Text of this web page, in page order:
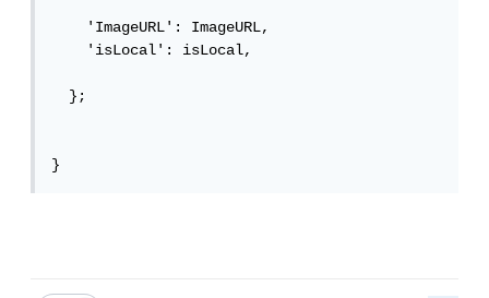
    'ImageURL': ImageURL,
    'isLocal': isLocal,
  };
}